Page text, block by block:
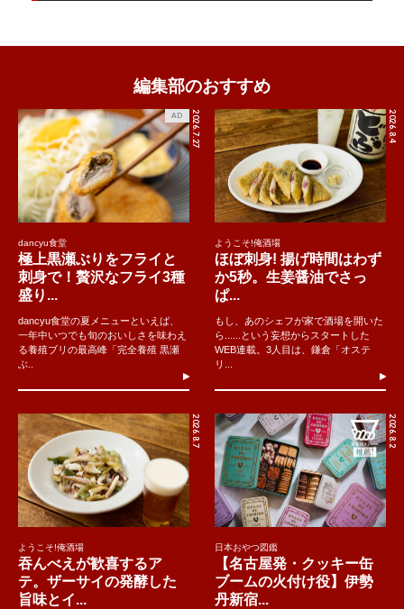
編集部のおすすめ
2026.7.27
AD
dancyu食堂
極上黒瀬ぶりをフライと
刺身で！贅沢なフライ3種
盛り...
dancyu食堂の夏メニューといえば、
一年中いつでも旬のおいしさを味わえ
る養殖ブリの最高峰「完全養殖 黒瀬
ぶ..
2026.8.4
ようこそ!俺酒場
ほぼ刺身! 揚げ時間はわず
か5秒。生姜醤油でさっ
ぱ...
もし、あのシェフが家で酒場を開いた
ら......という妄想からスタートした
WEB連載。3人目は、鎌倉「オステ
リ...
2026.8.7
ようこそ!俺酒場
吞んべえが歓喜するア
テ。ザーサイの発酵した
旨味とイ...
2026.8.2
日本おやつ図鑑
【名古屋発・クッキー缶
ブームの火付け役】伊勢
丹新宿...